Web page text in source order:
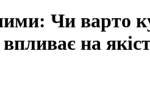
Чи варто
на